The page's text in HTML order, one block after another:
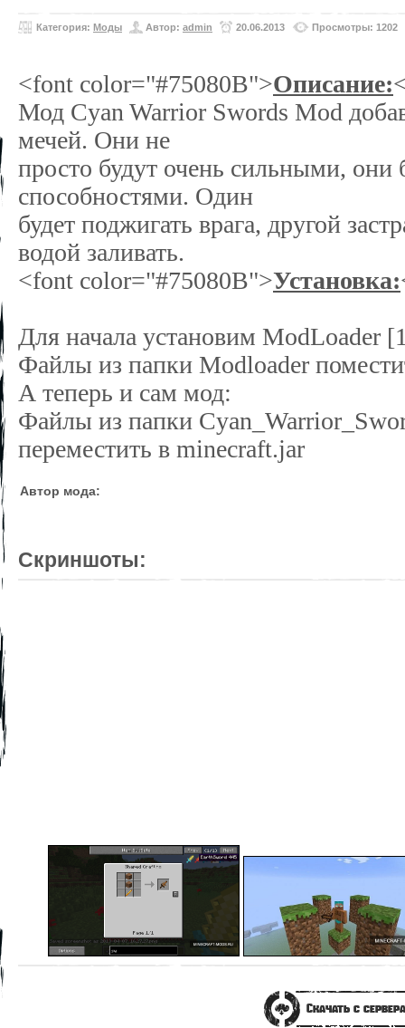
Категория: Моды Автор: admin 20.06.2013 Просмотры: 1202
<font color="#75080B">Описание:
Мод Cyan Warrior Swords Mod
мечей. Они не
просто будут очень сильными, они
способностями. Один
будет поджигать врага, другой
водой заливать.
<font color="#75080B">Установка:
Для начала установим ModLoader
Файлы из папки Modloader
А теперь и сам мод:
Файлы из папки
переместить в minecraft.jar
Автор мода:
Скриншоты:
Скачать с сервера